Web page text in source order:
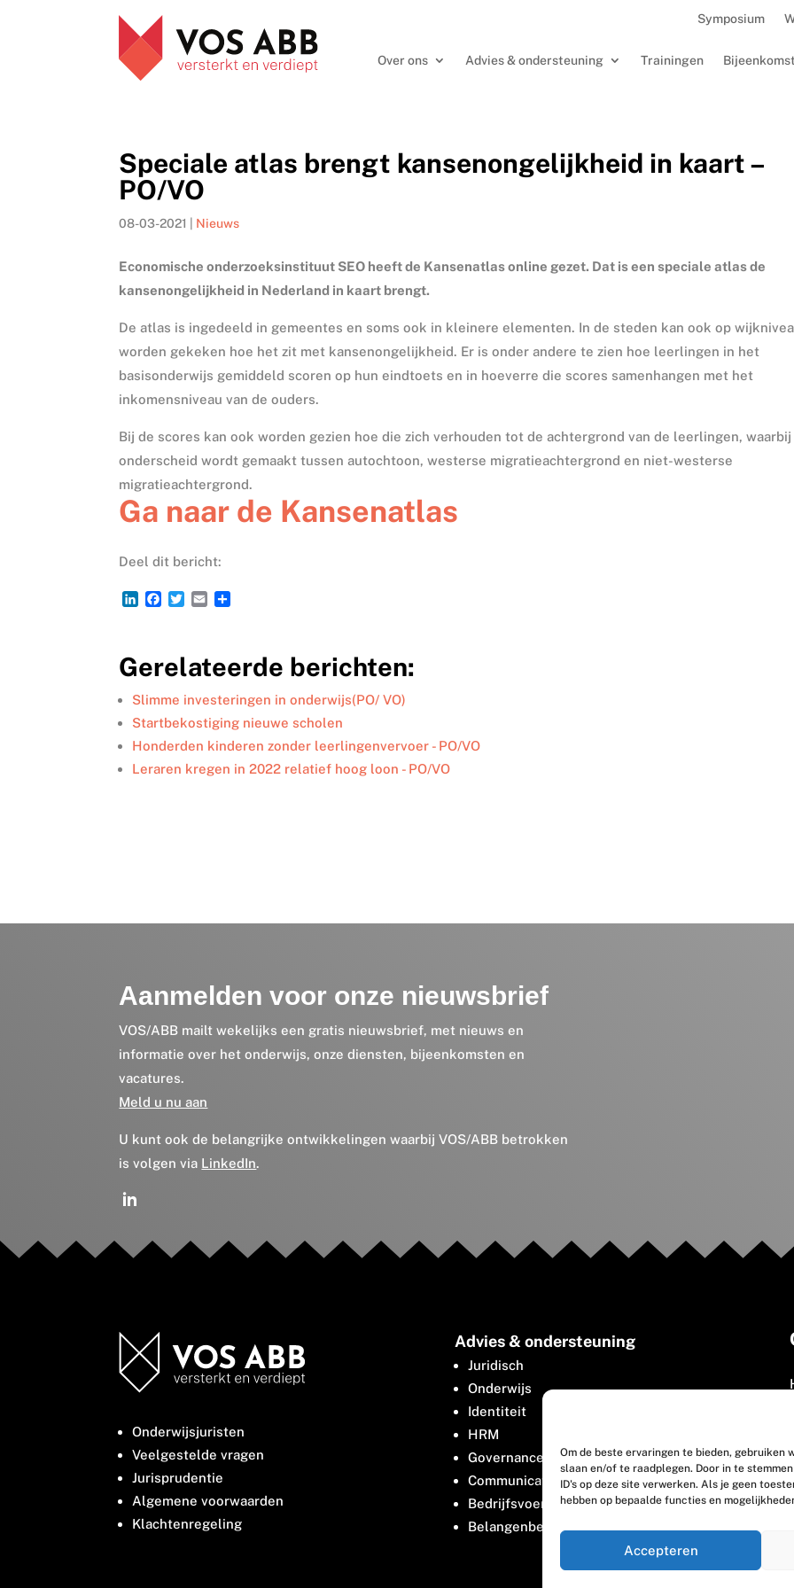
Om de beste ervaringen te bieden,
slaan en/of te raadplegen. Door in te
ID's op deze site verwerken. Als je geen
hebben op bepaalde functies en
Accepteren
Symposium
Over ons Advies & ondersteuning Trainingen
Speciale atlas brengt kansenongelijkheid in kaart –
PO/VO
08-03-2021 Nieuws
Economische onderzoeksinstituut SEO heeft de Kansenatlas online gezet. Dat is een speciale atlas de
kansenongelijkheid in Nederland in kaart brengt.
De atlas is ingedeeld in gemeentes en soms ook in kleinere elementen. In de steden kan ook op
worden gekeken hoe het zit met kansenongelijkheid. Er is onder andere te zien hoe leerlingen in het
basisonderwijs gemiddeld scoren op hun eindtoets en in hoeverre die scores samenhangen met het
inkomensniveau van de ouders.
Bij de scores kan ook worden gezien hoe die zich verhouden tot de achtergrond van de leerlingen,
onderscheid wordt gemaakt tussen autochtoon, westerse migratieachtergrond en niet-westerse
migratieachtergrond.
Ga naar de Kansenatlas
Deel dit bericht:
L
e
d
I
n
F
b
o
o
k
T
t
e
r
E
l
n
Gerelateerde berichten:
Slimme investeringen in onderwijs(PO/ VO)
Startbekostiging nieuwe scholen
Honderden kinderen zonder leerlingenvervoer - PO/VO
Leraren kregen in 2022 relatief hoog loon - PO/VO
Aanmelden voor onze nieuwsbrief
VOS/ABB mailt wekelijks een gratis nieuwsbrief, met nieuws en
informatie over het onderwijs, onze diensten, bijeenkomsten en
vacatures.
Meld u nu aan
U kunt ook de belangrijke ontwikkelingen waarbij VOS/ABB betrokken
is volgen via LinkedIn.
Onderwijsjuristen
Veelgestelde vragen
Jurisprudentie
Algemene voorwaarden
Klachtenregeling
Advies & ondersteuning
Juridisch
Onderwijs
Identiteit
HRM
Governance
Communicatie
Bedrijfsvoering
Belangenbehartiging